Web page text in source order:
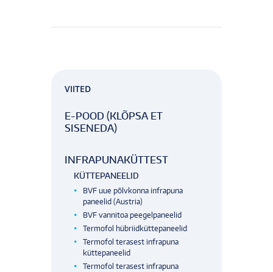
VIITED
E-POOD (KLÕPSA ET
SISENEDA)
INFRAPUNAKÜTTEST
KÜTTEPANEELID
BVF uue põlvkonna infrapuna
paneelid (Austria)
BVF vannitoa peegelpaneelid
Termofol hübriidküttepaneelid
Termofol terasest infrapuna
küttepaneelid
Termofol terasest infrapuna